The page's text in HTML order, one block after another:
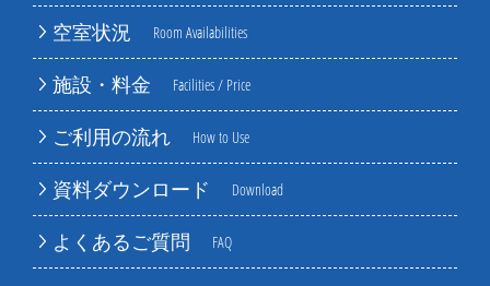
空室状況 Room Availabilities
施設・料金 Facilities / Price
ご利用の流れ How to Use
資料ダウンロード Download
よくあるご質問 FAQ